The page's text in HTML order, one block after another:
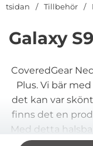
Tillbehör
Galaxy
CoveredGear
Plus. Vi bär
det kan var
finns det en
Med detta